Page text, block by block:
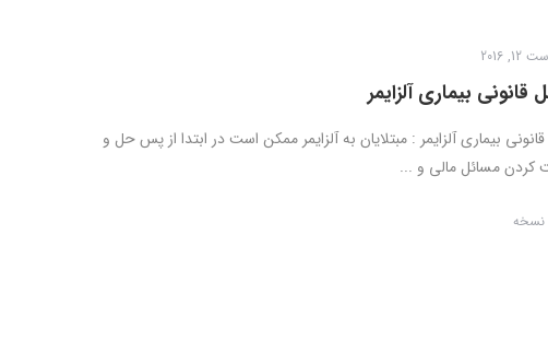
2016
قانونی بیماری آلزایمر
بیماری آلزایمر : مبتلایان به آلزایمر ممکن است در ابتدا از پس حل و
کردن مسائل مالی و ...
نسخه